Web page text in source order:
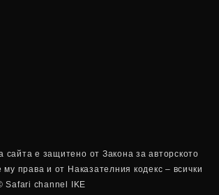
е защитено от Закона за авторското
права и от Наказателния кодекс – всички
Safari channel IKE